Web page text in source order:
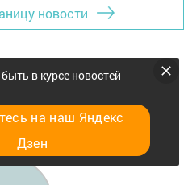
новости
в курсе новостей
на наш Яндекс
Дзен